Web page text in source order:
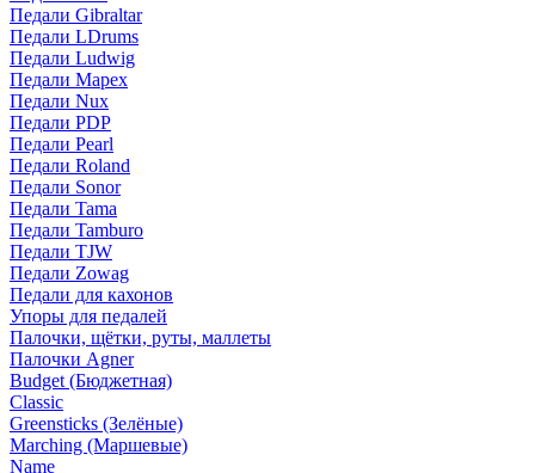
Педали Gibraltar
Педали LDrums
Педали Ludwig
Педали Mapex
Педали Nux
Педали PDP
Педали Pearl
Педали Roland
Педали Sonor
Педали Tama
Педали Tamburo
Педали TJW
Педали Zowag
Педали для кахонов
Упоры для педалей
Палочки, щётки, руты, маллеты
Палочки Agner
Budget (Бюджетная)
Classic
Greensticks (Зелёные)
Marching (Маршевые)
Name